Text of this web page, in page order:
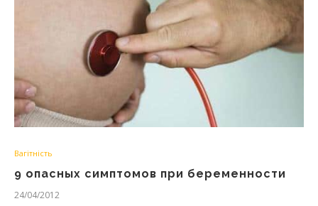
Вагітність
9 опасных симптомов при беременности
24/04/2012